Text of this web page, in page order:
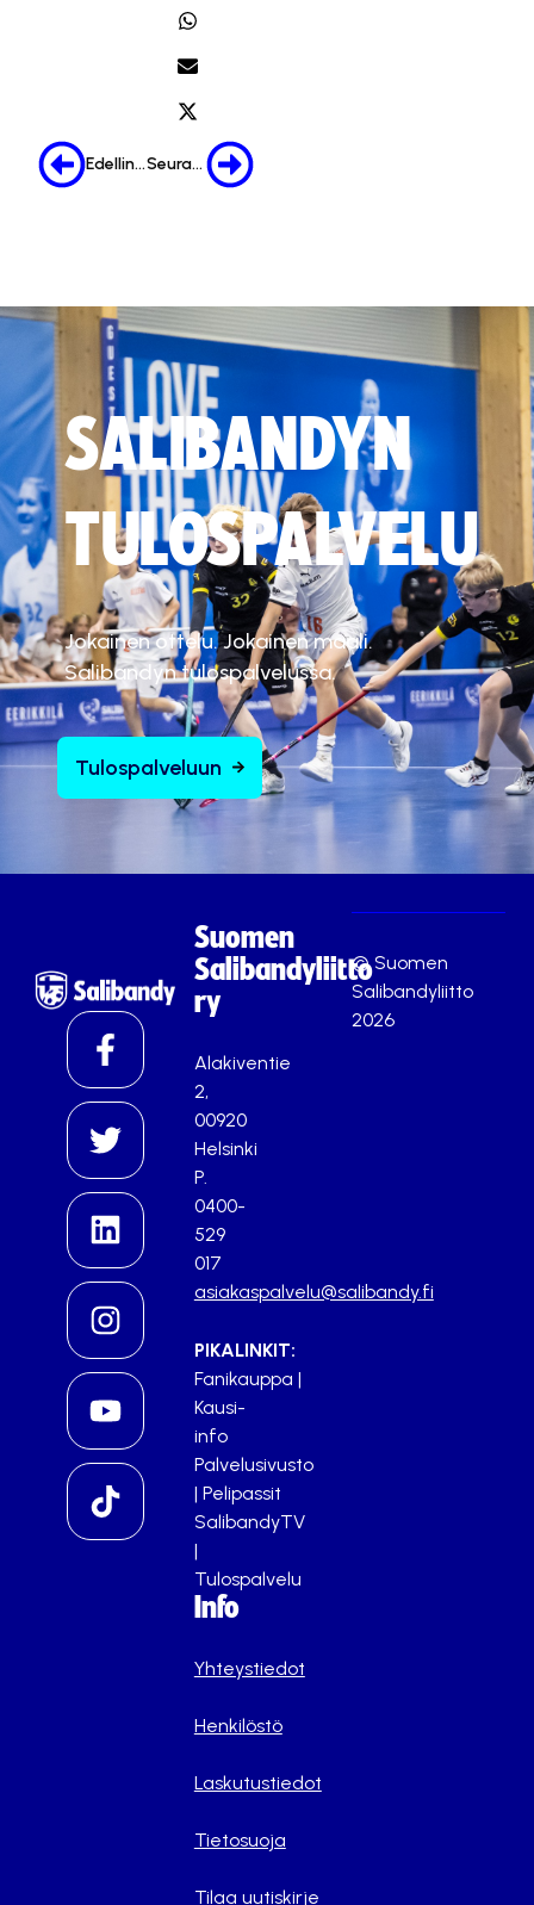
Edellinen Seuraava
SALIBANDYN
TULOSPALVELU
Jokainen ottelu. Jokainen maali.
Salibandyn tulospalvelussa.
Tulospalveluun
Suomen
Salibandyliitto
ry
Alakiventie
2,
00920
Helsinki
P.
0400-
529
017
asiakaspalvelu@salibandy.fi
PIKALINKIT:
Fanikauppa |
Kausi-
info
Palvelusivusto
| Pelipassit
SalibandyTV
|
Tulospalvelu
Info
Yhteystiedot
Henkilöstö
Laskutustiedot
Tietosuoja
Tilaa uutiskirje
© Suomen
Salibandyliitto
2026